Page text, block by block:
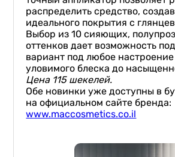
распределить средство,
идеального покрытия с
Выбор из 10 сияющих,
оттенков дает возможность
вариант под любое
уловимого блеска до
Цена 115 шекелей.
Обе новинки уже доступны в
на официальном сайте бренда:
www.maccosmetics.co.il